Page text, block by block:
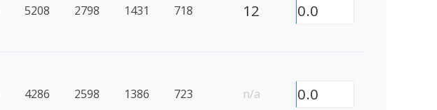
5208 2798 1431 718 12 0.0
4286 2598 1386 723 n/a 0.0